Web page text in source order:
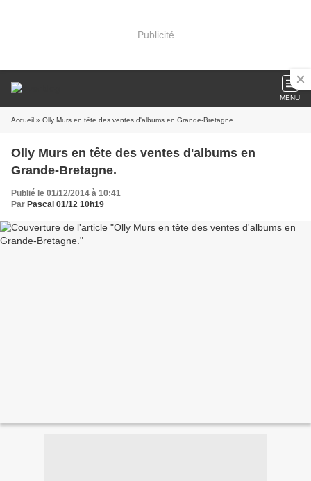
Publicité
MENU
Accueil » Olly Murs en tête des ventes d'albums en Grande-Bretagne.
Olly Murs en tête des ventes d'albums en
Grande-Bretagne.
Publié le 01/12/2014 à 10:41
Par Pascal 01/12 10h19